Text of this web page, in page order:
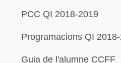
PCC QI 2018-2019
Guia de l'alumne CCFF